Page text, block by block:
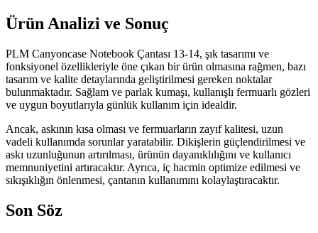
Ürün Analizi ve Sonuç
PLM Canyoncase Notebook Çantası 13-14, şık tasarımı ve
fonksiyonel özellikleriyle öne çıkan bir ürün olmasına rağmen, bazı
tasarım ve kalite detaylarında geliştirilmesi gereken noktalar
bulunmaktadır. Sağlam ve parlak kumaşı, kullanışlı fermuarlı gözleri
ve uygun boyutlarıyla günlük kullanım için idealdir.
Ancak, askının kısa olması ve fermuarların zayıf kalitesi, uzun
vadeli kullanımda sorunlar yaratabilir. Dikişlerin güçlendirilmesi ve
askı uzunluğunun artırılması, ürünün dayanıklılığını ve kullanıcı
memnuniyetini artıracaktır. Ayrıca, iç hacmin optimize edilmesi ve
sıkışıklığın önlenmesi, çantanın kullanımını kolaylaştıracaktır.
Son Söz